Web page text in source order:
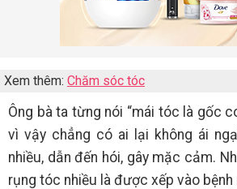
Xem thêm: Chăm sóc tóc
Ông bà ta từng nói “mái tóc là gốc
vì vậy chẳng có ai lại không ái
nhiều, dẫn đến hói, gây mặc cảm.
rụng tóc nhiều là được xếp vào